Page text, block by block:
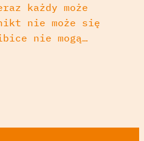
każdy może
nie może się
nie mogą…